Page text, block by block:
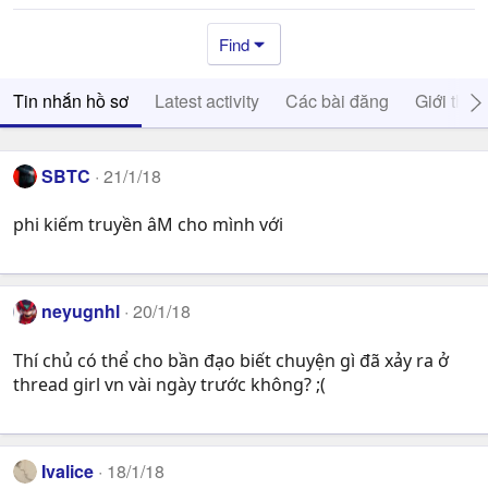
Find
Tin nhắn hồ sơ Latest activity Các bài đăng Giới thiệu
SBTC 21/1/18
phi kiếm truyền âM cho mình với
neyugnhl 20/1/18
Thí chủ có thể cho bần đạo biết chuyện gì đã xảy ra ở
thread girl vn vài ngày trước không? ;(
Ivalice 18/1/18